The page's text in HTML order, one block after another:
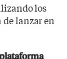
los
de lanzar en